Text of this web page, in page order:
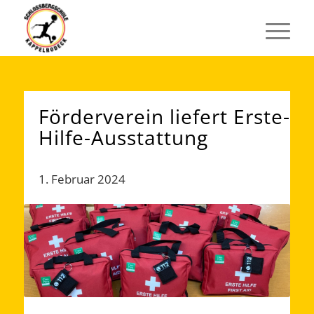
Förderverein liefert Erste-
Hilfe-Ausstattung
1. Februar 2024